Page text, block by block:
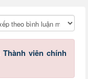
Thành viên chính